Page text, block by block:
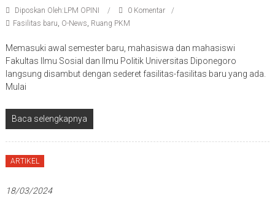
Diposkan Oleh:LPM OPINI
0 Komentar
Fasilitas baru, O-News, Ruang PKM
Memasuki awal semester baru, mahasiswa dan mahasiswi
Fakultas Ilmu Sosial dan Ilmu Politik Universitas Diponegoro
langsung disambut dengan sederet fasilitas-fasilitas baru yang ada.
Mulai
Baca selengkapnya
ARTIKEL
18/03/2024